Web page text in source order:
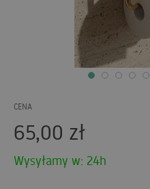
CENA
65,00 zł
Wysyłamy w: 24h